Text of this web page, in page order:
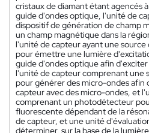
cristaux de diamant étant agencés
guide d'ondes optique, l'unité de
dispositif de génération de champ
un champ magnétique dans la
l'unité de capteur ayant une
pour émettre une lumière
guide d'ondes optique afin
l'unité de capteur comprenant une
pour générer des micro-ondes afin
capteur avec des micro-ondes, et
comprenant un photodétecteur
fluorescente dépendant de la
de capteur, et une unité
déterminer, sur la base de la